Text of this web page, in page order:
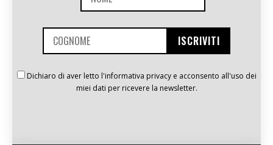
Dichiaro di aver letto l'informativa privacy e acconsento all'uso dei
miei dati per ricevere la newsletter.